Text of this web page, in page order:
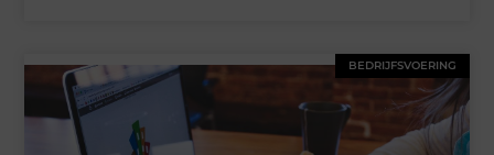
BEDRIJFSVOERING